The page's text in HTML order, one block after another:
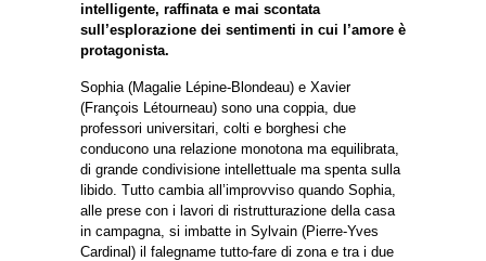
intelligente, raffinata e mai scontata
sull’esplorazione dei sentimenti in cui l’amore è
protagonista.
Sophia (Magalie Lépine-Blondeau) e Xavier
(François Létourneau) sono una coppia, due
professori universitari, colti e borghesi che
conducono una relazione monotona ma equilibrata,
di grande condivisione intellettuale ma spenta sulla
libido. Tutto cambia all’improvviso quando Sophia,
alle prese con i lavori di ristrutturazione della casa
in campagna, si imbatte in Sylvain (Pierre-Yves
Cardinal) il falegname tutto-fare di zona e tra i due